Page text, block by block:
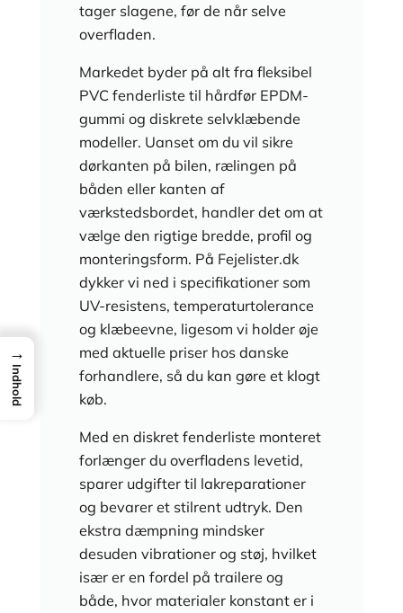
tager slagene, før de når selve
overfladen.
Markedet byder på alt fra fleksibel
PVC fenderliste til hårdfør EPDM-
gummi og diskrete selvklæbende
modeller. Uanset om du vil sikre
dørkanten på bilen, rælingen på
båden eller kanten af
værkstedsbordet, handler det om at
vælge den rigtige bredde, profil og
monteringsform. På Fejelister.dk
dykker vi ned i specifikationer som
UV-resistens, temperaturtolerance
og klæbeevne, ligesom vi holder øje
med aktuelle priser hos danske
forhandlere, så du kan gøre et klogt
køb.
Med en diskret fenderliste monteret
forlænger du overfladens levetid,
sparer udgifter til lakreparationer
og bevarer et stilrent udtryk. Den
ekstra dæmpning mindsker
desuden vibrationer og støj, hvilket
især er en fordel på trailere og
både, hvor materialer konstant er i
→
Indhold